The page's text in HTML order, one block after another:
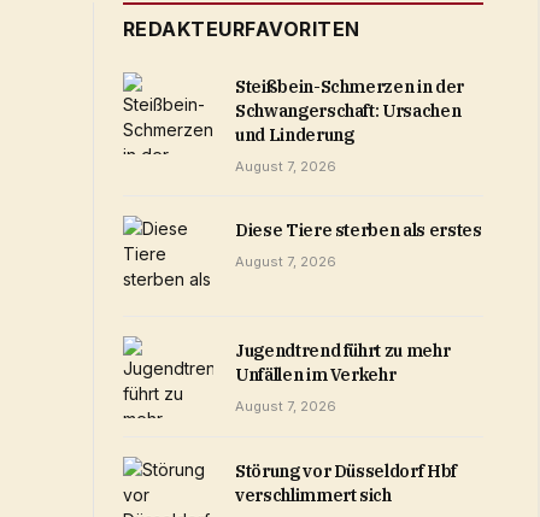
REDAKTEURFAVORITEN
Steißbein-Schmerzen in der
Schwangerschaft: Ursachen
und Linderung
August 7, 2026
Diese Tiere sterben als erstes
August 7, 2026
Jugendtrend führt zu mehr
Unfällen im Verkehr
August 7, 2026
Störung vor Düsseldorf Hbf
verschlimmert sich